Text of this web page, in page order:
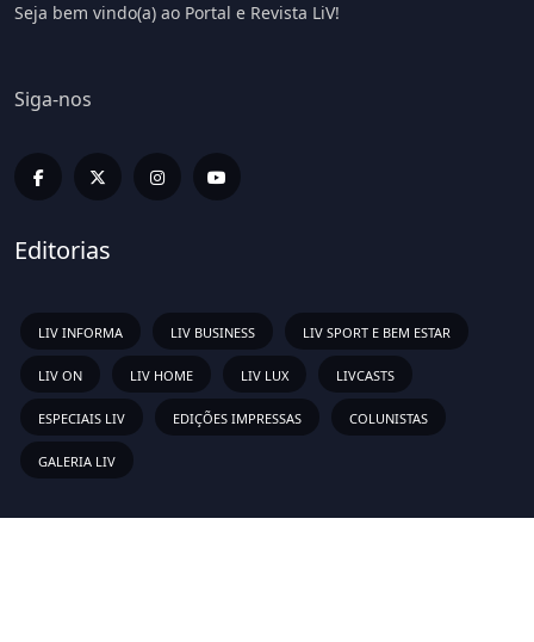
Seja bem vindo(a) ao Portal e Revista LiV!
Siga-nos
Editorias
LIV INFORMA LIV BUSINESS LIV SPORT E BEM ESTAR
LIV ON LIV HOME LIV LUX LIVCASTS
ESPECIAIS LIV EDIÇÕES IMPRESSAS COLUNISTAS
GALERIA LIV